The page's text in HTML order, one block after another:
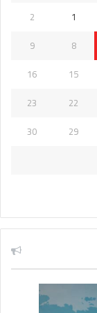
1
2
8
9
15
16
22
23
29
30